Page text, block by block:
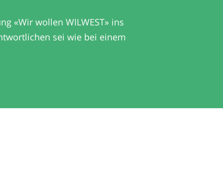
«Wir wollen WILWEST» ins
sei wie bei einem